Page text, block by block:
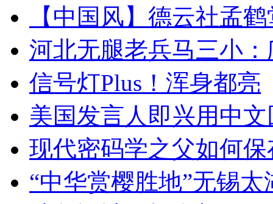
【中国风】德云社孟
河北无腿老兵马三小
信号灯Plus！浑身都亮
美国发言人即兴用中
现代密码学之父如何
“中华赏樱胜地”无锡